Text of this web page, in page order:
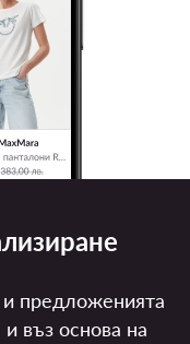
предложенията
въз основа на